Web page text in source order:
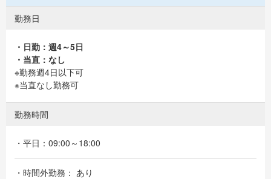
勤務日
・日勤：週4～5日
・当直：なし
※勤務週4日以下可
※当直なし勤務可
勤務時間
・平日：09:00～18:00
・時間外勤務： あり